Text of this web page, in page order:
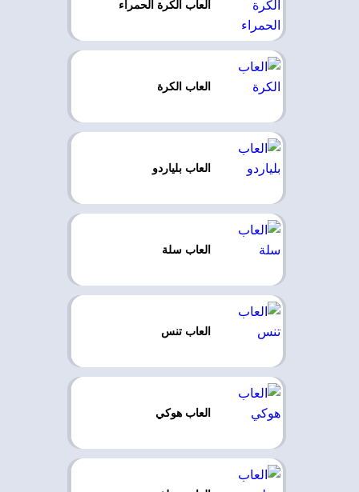
العاب الكرة الحمراء
العاب الكرة
العاب بلياردو
العاب سلة
العاب تنس
العاب هوكي